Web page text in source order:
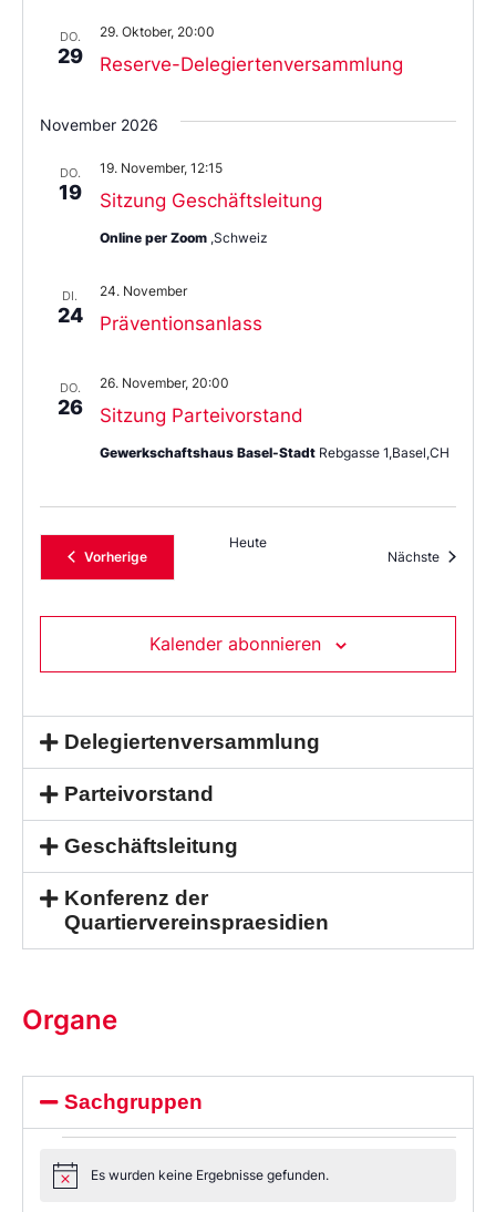
DO.
29 Reserve-Delegiertenversammlung
29. Oktober, 20:00
November 2026
DO.
19 Sitzung Geschäftsleitung
19. November, 12:15
Online per Zoom ,Schweiz
DI.
24 Präventionsanlass
24. November
DO.
26 Sitzung Parteivorstand
26. November, 20:00
Gewerkschaftshaus Basel-Stadt Rebgasse 1,Basel,CH
VorherigeVeranstaltungen
Heute
Nächste
Kalender abonnieren
Delegiertenversammlung
Parteivorstand
Geschäftsleitung
Konferenz der
Quartiervereinspraesidien
Organe
Sachgruppen
NoticeEs wurden keine Ergebnisse gefunden.